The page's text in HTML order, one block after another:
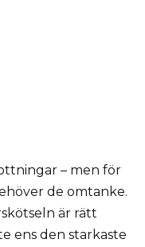
– men för
de omtanke.
är rätt
ens den starkaste